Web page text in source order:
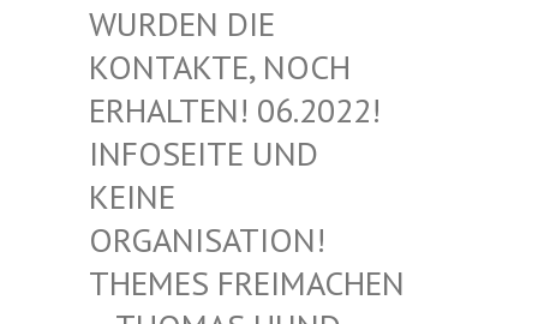
URDEN DIE K
ONTAKTE, NOCH E
RHALTEN! 06.2022! I
NFOSEITE UND K
EINE O
RGANISATION! T
HEMES FREIMACHEN –